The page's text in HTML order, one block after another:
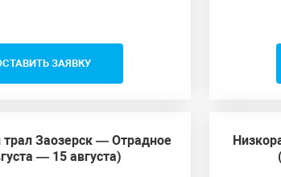
ЗАЯВКУ
Заозерск — Отрадное
— 15 августа)